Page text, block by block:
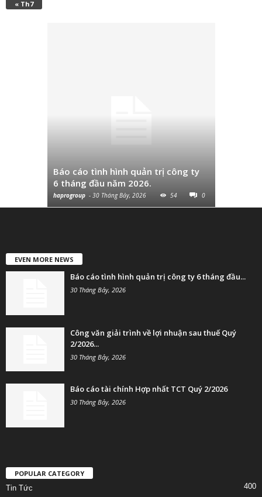
« Th7
Báo cáo tình hình quản trị công ty
6 tháng đầu năm 2026.
haprogroup - 30 Tháng Bảy, 2026 54 0
EVEN MORE NEWS
Báo cáo tình hình quản trị công ty 6 tháng đầu...
30 Tháng Bảy, 2026
Công văn giải trình về lợi nhuận sau thuế Quý
2/2026...
30 Tháng Bảy, 2026
Báo cáo tài chính Hợp nhất TCT Quý 2/2026
30 Tháng Bảy, 2026
POPULAR CATEGORY
Tin Tức
400